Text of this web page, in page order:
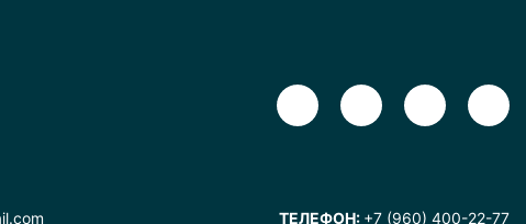
ТЕЛЕФОН: +7 (960) 400-22-77